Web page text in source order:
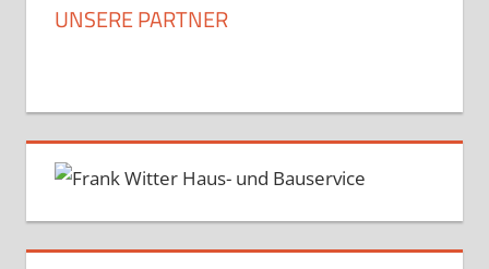
UNSERE PARTNER